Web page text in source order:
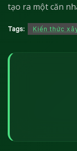
tạo ra một căn
Tags: Kiến thức